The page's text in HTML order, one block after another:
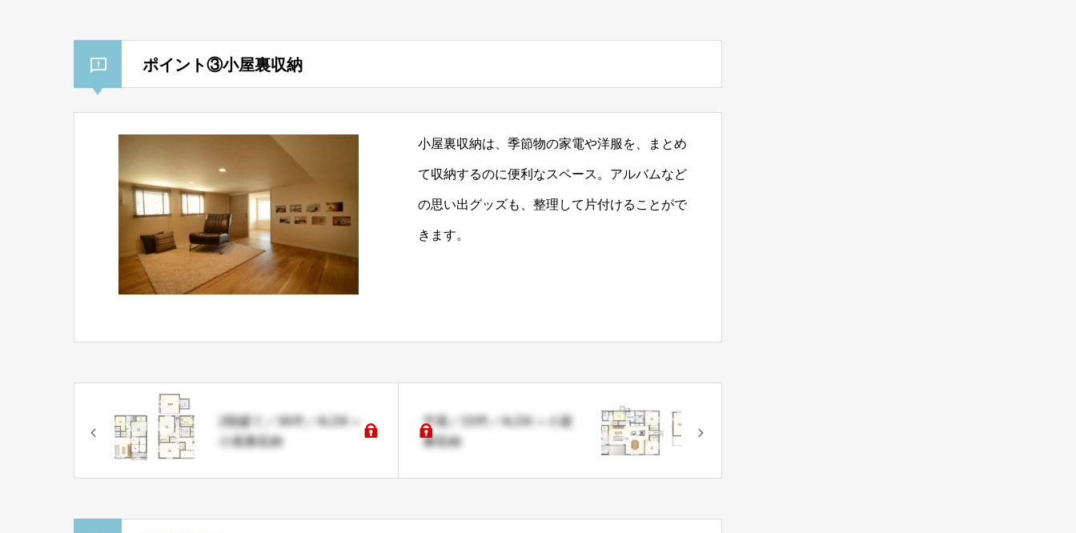
ポイント③小屋裏収納
小屋裏収納は、季節物の家電や洋服を、まとめ
て収納するのに便利なスペース。アルバムなど
の思い出グッズも、整理して片付けることがで
きます。
2階建て／36坪／4LDK＋
小屋裏収納
平屋／33坪／4LDK＋小屋
裏収納